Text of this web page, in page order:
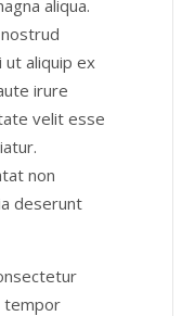
aliqua.
ut aliquip ex
irure
velit esse
non
deserunt
tempor